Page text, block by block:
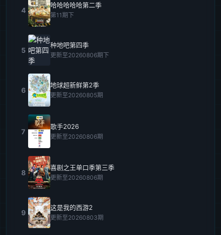
4
哈哈哈哈哈第二季
第11期下
5
种地吧第四季
更新至20260806期下
6
地球超新鲜第2季
更新至20260805期
7
歌手2026
更新至20260806期
8
喜剧之王单口季第三季
更新至20260806期
9
这是我的西游2
更新至20260803期